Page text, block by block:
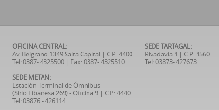
OFICINA CENTRAL:
Av. Belgrano 1349 Salta Capital | C.P: 4400
Tel: 0387- 4325500 | Fax: 0387- 4325510
SEDE METAN:
Estación Terminal de Ómnibus
(Sirio Libanesa 269) - Oficina 9 | C.P: 4440
Tel: 03876 - 426114
SEDE TARTAGAL:
Rivadavia 4 | C.P: 4560
Tel: 03873- 427673